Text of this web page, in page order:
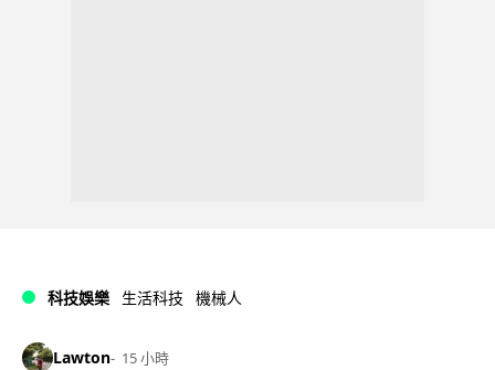
科技娛樂 生活科技 機械人
Lawton 15 小時